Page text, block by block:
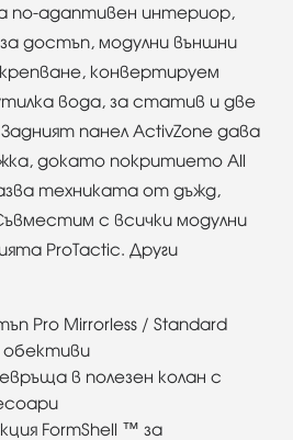
по-адаптивен интериор,
достъп, модулни външни
конвертируем
вода, за статив и две
панел ActivZone дава
докато покритието All
техниката от дъжд,
с всички модулни
ProTactic. Други
Pro Mirrorless / Standard
обективи
в полезен колан с
FormShell ™ за